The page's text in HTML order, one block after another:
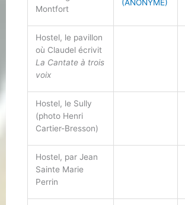
Montfort
(ANONYME)
Hostel, le pavillon
où Claudel écrivit
La Cantate à trois
voix
Hostel, le Sully
(photo Henri
Cartier-Bresson)
Hostel, par Jean
Sainte Marie
Perrin